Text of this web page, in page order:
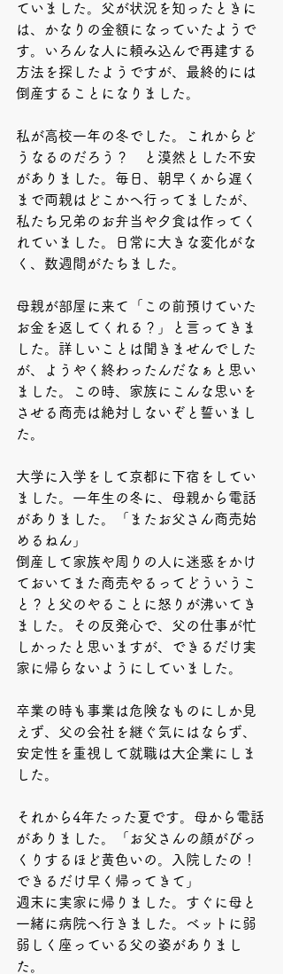
ていました。父が状況を知ったときに
は、かなりの金額になっていたようで
す。いろんな人に頼み込んで再建する
方法を探したようですが、最終的には
倒産することになりました。
私が高校一年の冬でした。これからど
うなるのだろう？　と漠然とした不安
がありました。毎日、朝早くから遅く
まで両親はどこかへ行ってましたが、
私たち兄弟のお弁当や夕食は作ってく
れていました。日常に大きな変化がな
く、数週間がたちました。
母親が部屋に来て「この前預けていた
お金を返してくれる？」と言ってきま
した。詳しいことは聞きませんでした
が、ようやく終わったんだなぁと思い
ました。この時、家族にこんな思いを
させる商売は絶対しないぞと誓いまし
た。
大学に入学をして京都に下宿をしてい
ました。一年生の冬に、母親から電話
がありました。「またお父さん商売始
めるねん」
倒産して家族や周りの人に迷惑をかけ
ておいてまた商売やるってどういうこ
と？と父のやることに怒りが沸いてき
ました。その反発心で、父の仕事が忙
しかったと思いますが、できるだけ実
家に帰らないようにしていました。
卒業の時も事業は危険なものにしか見
えず、父の会社を継ぐ気にはならず、
安定性を重視して就職は大企業にしま
した。
それから4年たった夏です。母から電話
がありました。「お父さんの顔がびっ
くりするほど黄色いの。入院したの！
できるだけ早く帰ってきて」
週末に実家に帰りました。すぐに母と
一緒に病院へ行きました。ベットに弱
弱しく座っている父の姿がありまし
た。